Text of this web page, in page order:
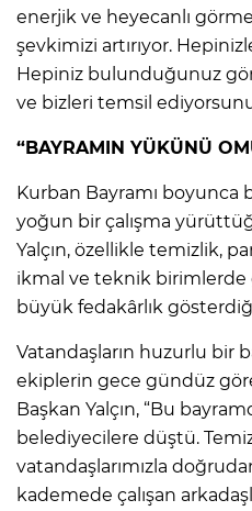
enerjik ve heyecanlı
şevkimizi artırıyor.
Hepiniz bulunduğunuz
ve bizleri temsil
“BAYRAMIN YÜKÜNÜ
Kurban Bayramı boyunca
yoğun bir çalışma
Yalçın, özellikle temizlik,
ikmal ve teknik birimlerde
büyük fedakârlık
Vatandaşların huzurlu bir
ekiplerin gece gündüz
Başkan Yalçın, “Bu
belediyecilere düştü.
vatandaşlarımızla
kademede çalışan